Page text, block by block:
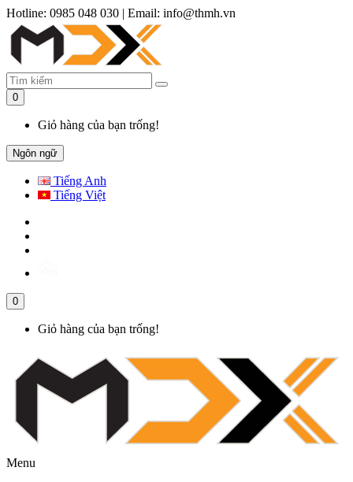
Hotline: 0985 048 030 | Email: info@thmh.vn
0
Giỏ hàng của bạn trống!
Ngôn ngữ
Tiếng Anh
Tiếng Việt
0
Giỏ hàng của bạn trống!
Menu